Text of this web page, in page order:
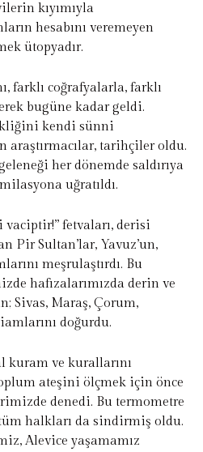
kıyımıyla
hesabını veremeyen
ütopyadır.
farklı coğrafyalarla, farklı
bugüne kadar geldi.
kendi sünni
araştırmacılar, tarihçiler oldu.
her dönemde saldırıya
uğratıldı.
vaciptir!” fetvaları, derisi
Pir Sultan’lar, Yavuz’un,
meşrulaştırdı. Bu
hafızalarımızda derin ve
Sivas, Maraş, Çorum,
doğurdu.
kuram ve kurallarını
ateşini ölçmek için önce
denedi. Bu termometre
halkları da sindirmiş oldu.
Alevice yaşamamız